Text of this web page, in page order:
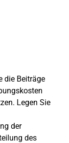
die Beiträge
Legen Sie
der
des